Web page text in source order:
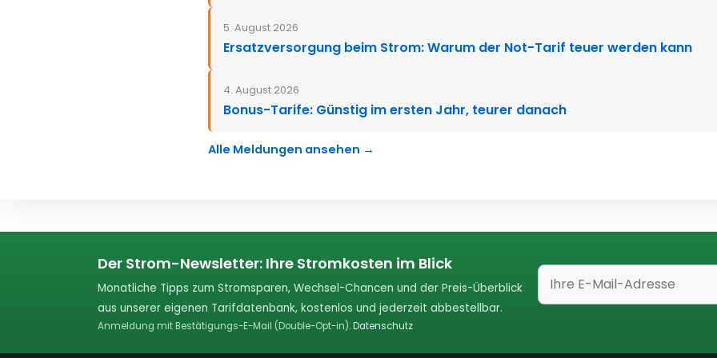
5. August 2026
Ersatzversorgung beim Strom: Warum der Not-Tarif teuer werden kann
4. August 2026
Bonus-Tarife: Günstig im ersten Jahr, teurer danach
Alle Meldungen ansehen →
Der Strom-Newsletter: Ihre Stromkosten im Blick
Monatliche Tipps zum Stromsparen, Wechsel-Chancen und der Preis-Überblick
aus unserer eigenen Tarifdatenbank, kostenlos und jederzeit abbestellbar.
Anmeldung mit Bestätigungs-E-Mail (Double-Opt-in).Datenschutz